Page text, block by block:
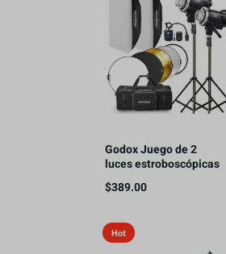
Godox Juego de 2
luces estroboscópicas
MS300V 600W para
estudio
$389.00
Hot